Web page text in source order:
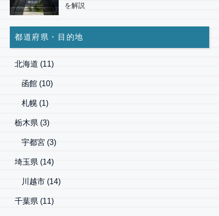
を解説
都道府県・目的地
北海道 (11)
函館 (10)
札幌 (1)
栃木県 (3)
宇都宮 (3)
埼玉県 (14)
川越市 (14)
千葉県 (11)